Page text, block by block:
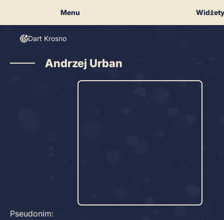
Menu
Dart Krosno
Andrzej Urban
Pseudonim:
Widżety